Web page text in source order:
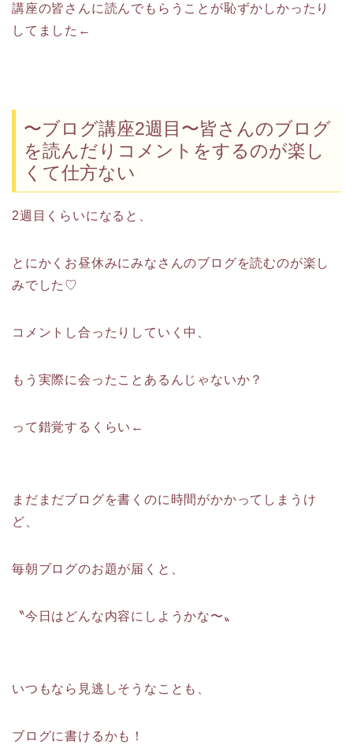
講座の皆さんに読んでもらうことが恥ずかしかったり
してました←
〜ブログ講座2週目〜皆さんのブログ
を読んだりコメントをするのが楽し
くて仕方ない
2週目くらいになると、
とにかくお昼休みにみなさんのブログを読むのが楽し
みでした♡
コメントし合ったりしていく中、
もう実際に会ったことあるんじゃないか？
って錯覚するくらい←
まだまだブログを書くのに時間がかかってしまうけ
ど、
毎朝ブログのお題が届くと、
〝今日はどんな内容にしようかな〜〟
いつもなら見逃しそうなことも、
ブログに書けるかも！